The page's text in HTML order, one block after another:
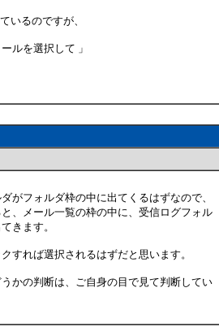
いるのですが、
ルを選択して 」
がフォルダ枠の中に出てくるはずなので、
、メール一覧の枠の中に、受信ログフォル
きます。
すれば選択されるはずだと思います。
かの判断は、ご自身の目で見て判断してい